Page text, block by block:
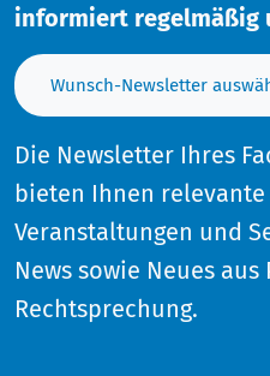
informiert regelmäßig
Wunsch-Newsletter
Die Newsletter Ihres
bieten Ihnen
Veranstaltungen und
News sowie Neues
Rechtsprechung.